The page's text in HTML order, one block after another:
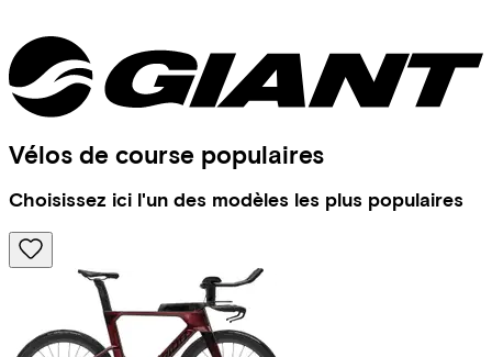
Vélos de course populaires
Choisissez ici l'un des modèles les plus populaires